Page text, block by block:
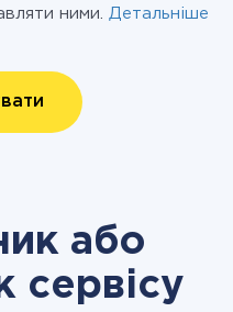
ними. Детальніше
або
сервісу